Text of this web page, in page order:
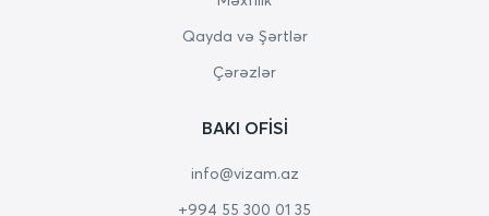
Qayda və Şərtlər
Çərəzlər
BAKI OFISI
info@vizam.az
+994 55 300 01 35